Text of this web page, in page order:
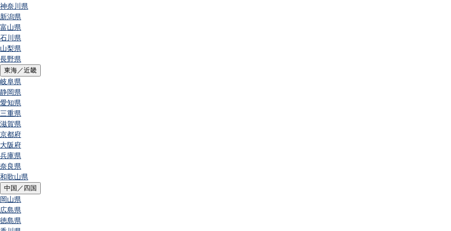
神奈川県
新潟県
富山県
石川県
山梨県
長野県
東海／近畿
岐阜県
静岡県
愛知県
三重県
滋賀県
京都府
大阪府
兵庫県
奈良県
和歌山県
中国／四国
岡山県
広島県
徳島県